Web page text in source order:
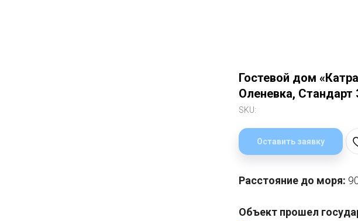
Гостевой дом
Оленевка, Стандарт
SKU:
Оставить заявку
Расстояние до моря:
Объект прошел